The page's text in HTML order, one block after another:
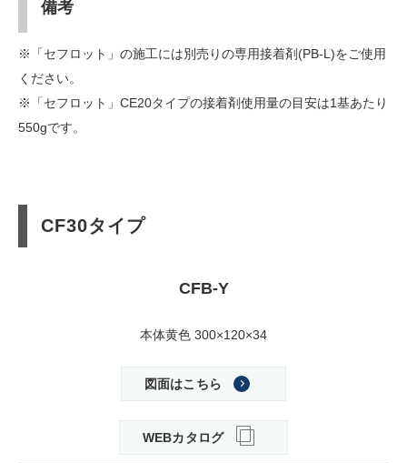
備考
※「セフロット」の施工には別売りの専用接着剤(PB-L)をご使用
ください。
※「セフロット」CE20タイプの接着剤使用量の目安は1基あたり
550gです。
CF30タイプ
CFB-Y
本体黄色 300×120×34
図面はこちら
WEBカタログ